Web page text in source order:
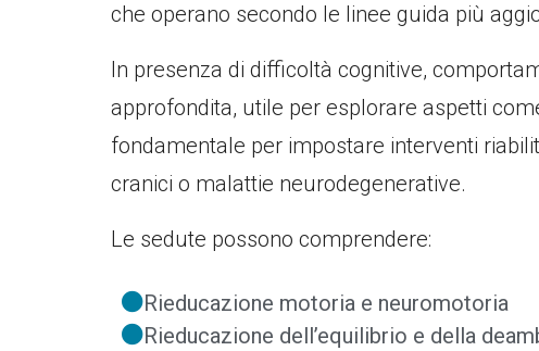
che operano secondo le linee guida più
In presenza di difficoltà cognitive,
approfondita, utile per esplorare aspetti
fondamentale per impostare interventi
cranici o malattie neurodegenerative.
Le sedute possono comprendere:
Rieducazione motoria e neuromotoria
Rieducazione dell’equilibrio e della